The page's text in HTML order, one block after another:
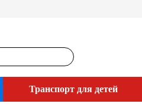
Транспорт для детей